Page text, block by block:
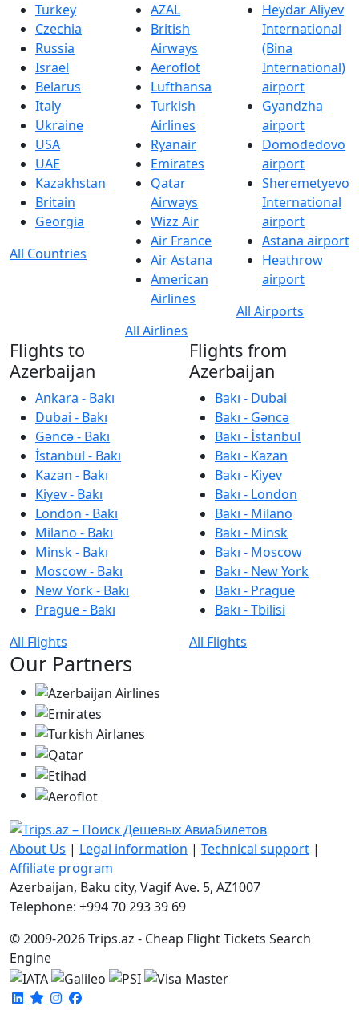
Turkey
Czechia
Russia
Israel
Belarus
Italy
Ukraine
USA
UAE
Kazakhstan
Britain
Georgia
All Countries
AZAL
British
Airways
Aeroflot
Lufthansa
Turkish
Airlines
Ryanair
Emirates
Qatar
Airways
Wizz Air
Air France
Air Astana
American
Airlines
All Airlines
Heydar Aliyev
International
(Bina
International)
airport
Gyandzha
airport
Domodedovo
airport
Sheremetyevo
International
airport
Astana airport
Heathrow
airport
All Airports
Flights to
Azerbaijan
Ankara - Bakı
Dubai - Bakı
Gəncə - Bakı
İstanbul - Bakı
Kazan - Bakı
Kiyev - Bakı
London - Bakı
Milano - Bakı
Minsk - Bakı
Moscow - Bakı
New York - Bakı
Prague - Bakı
All Flights
Flights from
Azerbaijan
Bakı - Dubai
Bakı - Gəncə
Bakı - İstanbul
Bakı - Kazan
Bakı - Kiyev
Bakı - London
Bakı - Milano
Bakı - Minsk
Bakı - Moscow
Bakı - New York
Bakı - Prague
Bakı - Tbilisi
All Flights
Our Partners
About Us | Legal information | Technical support |
Affiliate program
Azerbaijan, Baku city, Vagif Ave. 5, AZ1007
Telephone: +994 70 293 39 69
© 2009-2026 Trips.az - Cheap Flight Tickets Search
Engine